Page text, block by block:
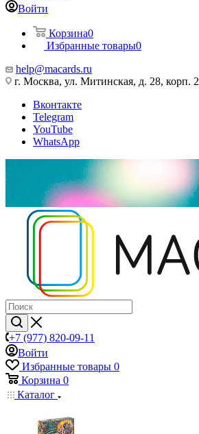
Войти
Корзина0
Избранные товары0
help@macards.ru
г. Москва, ул. Митинская, д. 28, корп. 2
Вконтакте
Telegram
YouTube
WhatsApp
+7 (977) 820-09-11
Войти
Избранные товары 0
Корзина 0
Каталог